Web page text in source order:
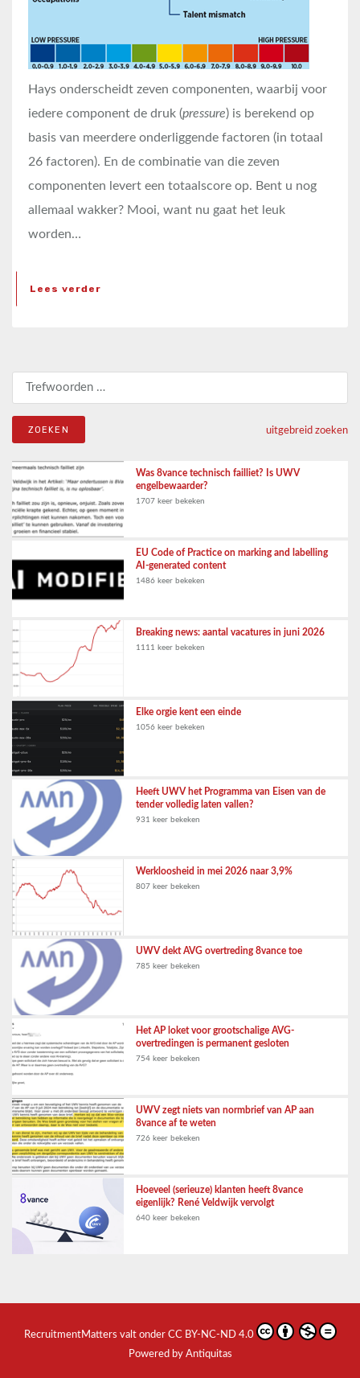
Hays onderscheidt zeven componenten, waarbij voor
iedere component de druk (pressure) is berekend op
basis van meerdere onderliggende factoren (in totaal
26 factoren). En de combinatie van die zeven
componenten levert een totaalscore op. Bent u nog
allemaal wakker? Mooi, want nu gaat het leuk
worden…
Lees verder
Zoeken naar:
uitgebreid zoeken
Was 8vance technisch failliet? Is UWV
engelbewaarder?
1707 keer bekeken
EU Code of Practice on marking and labelling
AI-generated content
1486 keer bekeken
Breaking news: aantal vacatures in juni 2026
1111 keer bekeken
Elke orgie kent een einde
1056 keer bekeken
Heeft UWV het Programma van Eisen van de
tender volledig laten vallen?
931 keer bekeken
Werkloosheid in mei 2026 naar 3,9%
807 keer bekeken
UWV dekt AVG overtreding 8vance toe
785 keer bekeken
Het AP loket voor grootschalige AVG-
overtredingen is permanent gesloten
754 keer bekeken
UWV zegt niets van normbrief van AP aan
8vance af te weten
726 keer bekeken
Hoeveel (serieuze) klanten heeft 8vance
eigenlijk? René Veldwijk vervolgt
640 keer bekeken
RecruitmentMatters valt onder CC BY-NC-ND 4.0
Powered by Antiquitas